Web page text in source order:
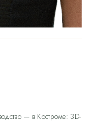
— в Костроме: 3D-